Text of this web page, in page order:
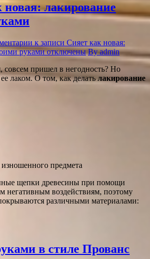
новая: лакирование
к записи Сияет как новая:
рукамиотключены By admin
совсем пришел в негодность? Но
лаком. О том, как делать лакирование
предмета
щепки древесины при помощи
воздействиям, поэтому
различными материалами:
в стиле Прованс